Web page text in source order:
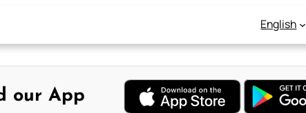
English
our App